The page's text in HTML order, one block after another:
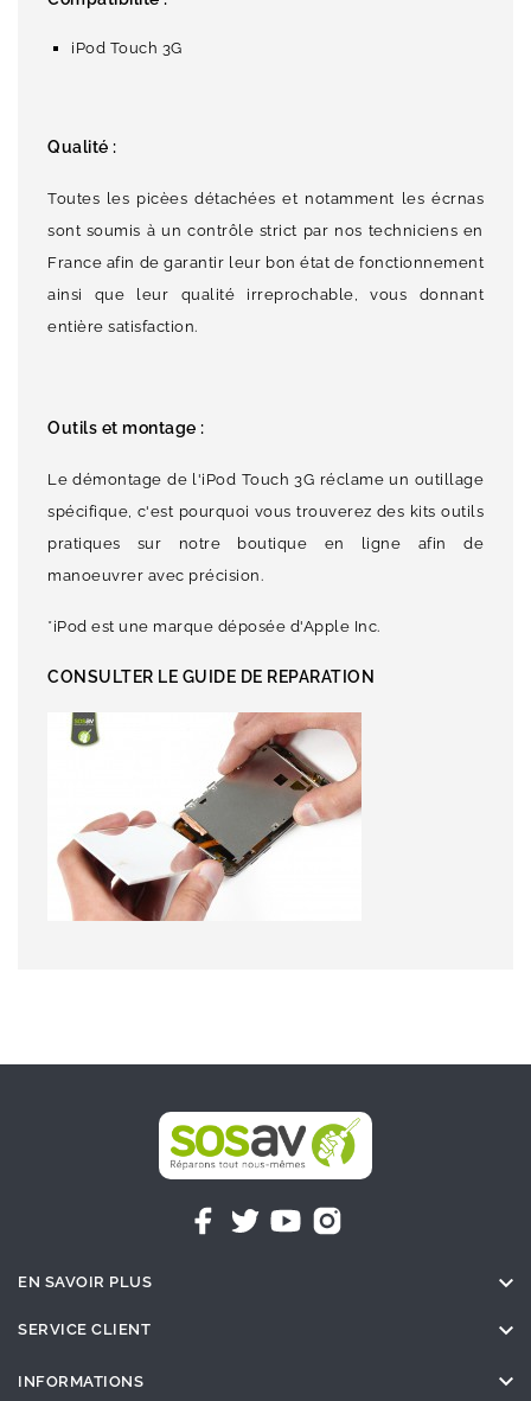
iPod Touch 3G
Qualité :
Toutes les picèes détachées et notamment les écrnas
sont soumis à un contrôle strict par nos techniciens en
France afin de garantir leur bon état de fonctionnement
ainsi que leur qualité irreprochable, vous donnant
entière satisfaction.
Outils et montage :
Le démontage de l'iPod Touch 3G réclame un outillage
spécifique, c'est pourquoi vous trouverez des kits outils
pratiques sur notre boutique en ligne afin de
manoeuvrer avec précision.
*iPod est une marque déposée d'Apple Inc.
CONSULTER LE GUIDE DE REPARATION
EN SAVOIR PLUS 
SERVICE CLIENT 
INFORMATIONS 